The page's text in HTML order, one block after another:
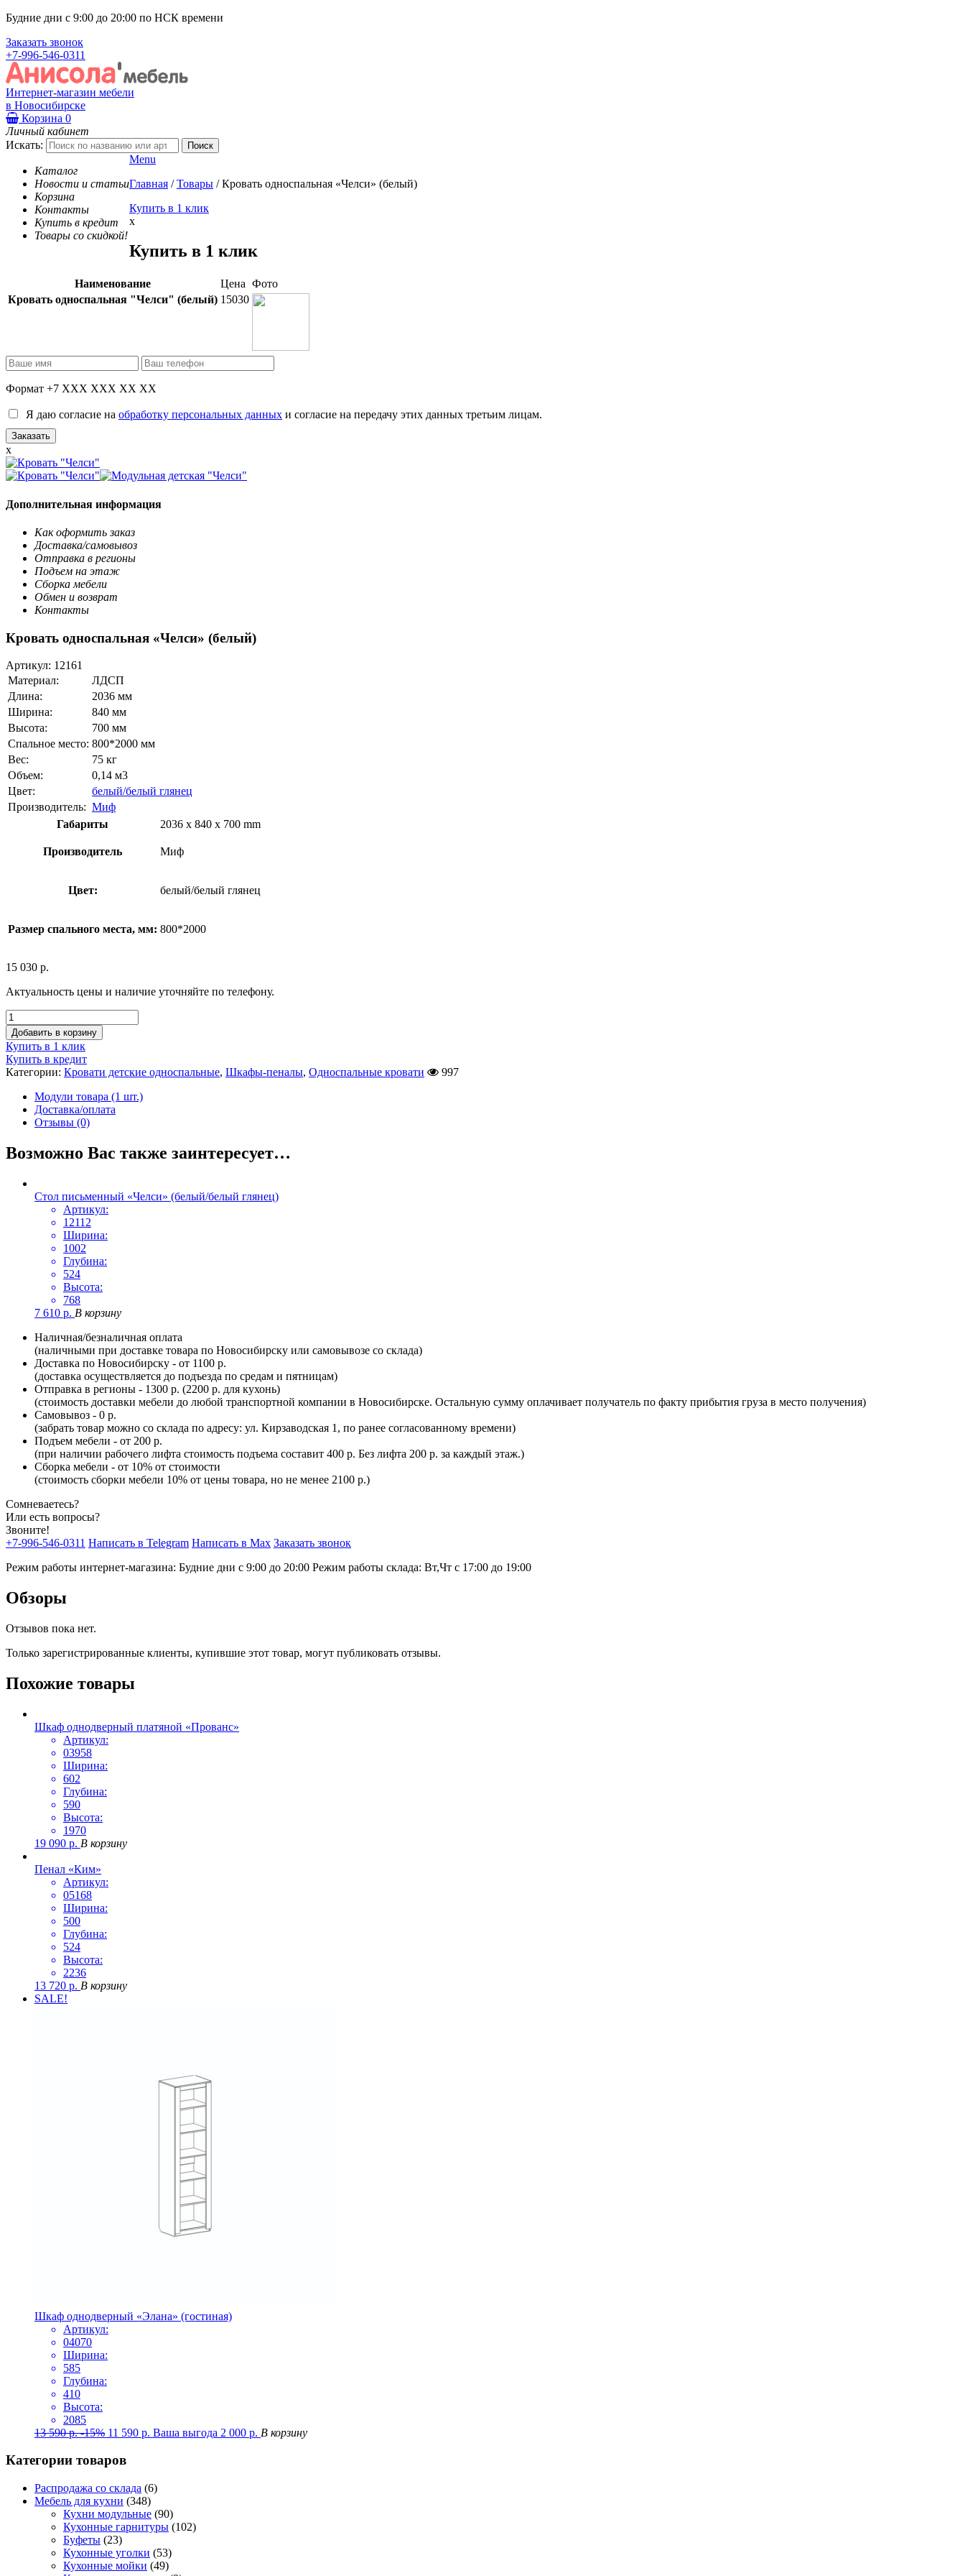
Будние дни с 9:00 до 20:00 по НСК времени
Заказать звонок
+7-996-546-0311
Интернет-магазин мебели
в Новосибирске
Корзина 0
Личный кабинет
Искать:
Каталог
Новости и статьи
Корзина
Контакты
Купить в кредит
Товары со скидкой!
Menu
Главная / Товары / Кровать односпальная «Челси» (белый)
Купить в 1 клик
x
Купить в 1 клик
Наименование Цена Фото
Кровать односпальная "Челси" (белый) 15030
Формат +7 XXX XXX XX XX
Я даю согласие на обработку персональных данных и согласие на передачу этих данных третьим лицам.
x
Дополнительная информация
Как оформить заказ
Доставка/самовывоз
Отправка в регионы
Подъем на этаж
Сборка мебели
Обмен и возврат
Контакты
Кровать односпальная «Челси» (белый)
Артикул: 12161
Материал:
ЛДСП
Длина:
2036 мм
Ширина:
840 мм
Высота:
700 мм
Спальное место: 800*2000 мм
Вес:
75 кг
Объем:
0,14 м3
Цвет:
белый/белый глянец
Производитель: Миф
Габариты
2036 x 840 x 700 mm
Производитель Миф
Цвет: белый/белый глянец
Размер спального места, мм: 800*2000
15 030 р.
Актуальность цены и наличие уточняйте по телефону.
Добавить в корзину
Купить в 1 клик
Купить в кредит
Категории: Кровати детские односпальные, Шкафы-пеналы, Односпальные кровати
997
Модули товара (1 шт.)
Доставка/оплата
Отзывы (0)
Возможно Вас также заинтересует…
Стол письменный «Челси» (белый/белый глянец)
Артикул:
12112
Ширина:
1002
Глубина:
524
Высота:
768
7 610 р. В корзину
Наличная/безналичная оплата
(наличными при доставке товара по Новосибирску или самовывозе со склада)
Доставка по Новосибирску - от 1100 р.
(доставка осуществляется до подъезда по средам и пятницам)
Отправка в регионы - 1300 р. (2200 р. для кухонь)
(стоимость доставки мебели до любой транспортной компании в Новосибирске. Остальную сумму оплачивает получатель по факту прибытия груза в место получения)
Самовывоз - 0 р.
(забрать товар можно со склада по адресу: ул. Кирзаводская 1, по ранее согласованному времени)
Подъем мебели - от 200 р.
(при наличии рабочего лифта стоимость подъема составит 400 р. Без лифта 200 р. за каждый этаж.)
Сборка мебели - от 10% от стоимости
(стоимость сборки мебели 10% от цены товара, но не менее 2100 р.)
Сомневаетесь?
Или есть вопросы?
Звоните!
+7-996-546-0311 Написать в Telegram Написать в Max Заказать звонок
Режим работы интернет-магазина: Будние дни с 9:00 до 20:00 Режим работы склада: Вт,Чт с 17:00 до 19:00
Обзоры
Отзывов пока нет.
Только зарегистрированные клиенты, купившие этот товар, могут публиковать отзывы.
Похожие товары
Шкаф однодверный платяной «Прованс»
Артикул:
03958
Ширина:
602
Глубина:
590
Высота:
1970
19 090 р. В корзину
Пенал «Ким»
Артикул:
05168
Ширина:
500
Глубина:
524
Высота:
2236
13 720 р. В корзину
SALE!
Шкаф однодверный «Элана» (гостиная)
Артикул:
04070
Ширина:
585
Глубина:
410
Высота:
2085
13 590р. -15% 11 590 р. Ваша выгода 2 000 р. В корзину
Категории товаров
Распродажа со склада (6)
Мебель для кухни (348)
Кухни модульные (90)
Кухонные гарнитуры (102)
Буфеты (23)
Кухонные уголки (53)
Кухонные мойки (49)